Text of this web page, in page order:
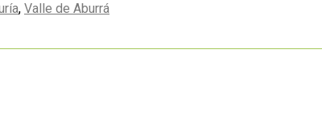
, Valle de Aburrá